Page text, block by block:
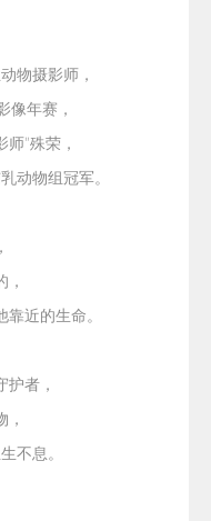
物摄影师，
像年赛，
”殊荣，
动物组冠军。
，
近的生命。
护者，
，
不息。